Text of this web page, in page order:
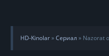
HD-Kinolar»Сериал » Nazorat